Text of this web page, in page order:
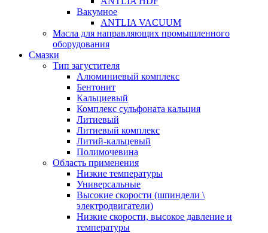
Вакумное
ANTLIA VACUUM
Масла для направляющих промышленного
оборудования
Смазки
Тип загустителя
Алюминиевый комплекс
Бентонит
Кальциевый
Комплекс сульфоната кальция
Литиевый
Литиевый комплекс
Литий-кальцевый
Полимочевина
Область применения
Низкие температуры
Универсальные
Высокие скорости (шпиндели \
электродвигатели)
Низкие скорости, высокое давление и
температуры